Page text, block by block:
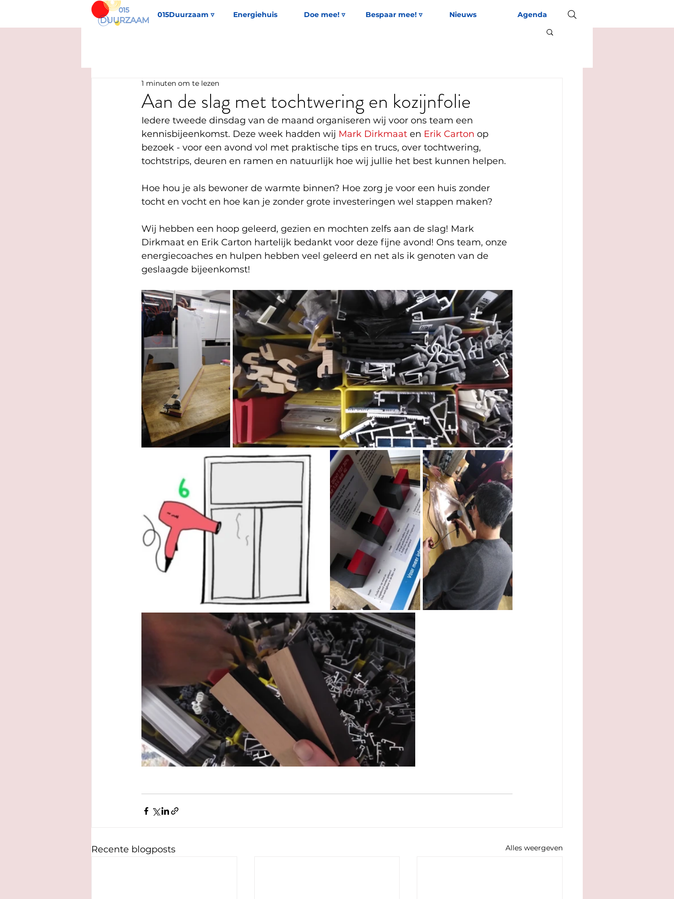
015Duurzaam ▿ Energiehuis Doe mee! ▿ Bespaar mee! ▿ Nieuws Agenda
Aan de slag met tochtwering en kozijnfolie
1 minuten om te lezen
Iedere tweede dinsdag van de maand organiseren wij voor ons team een
kennisbijeenkomst. Deze week hadden wij Mark Dirkmaat en Erik Carton op
bezoek - voor een avond vol met praktische tips en trucs, over tochtwering,
tochtstrips, deuren en ramen en natuurlijk hoe wij jullie het best kunnen helpen.
Hoe hou je als bewoner de warmte binnen? Hoe zorg je voor een huis zonder
tocht en vocht en hoe kan je zonder grote investeringen wel stappen maken?
Wij hebben een hoop geleerd, gezien en mochten zelfs aan de slag! Mark
Dirkmaat en Erik Carton hartelijk bedankt voor deze fijne avond! Ons team, onze
energiecoaches en hulpen hebben veel geleerd en net als ik genoten van de
geslaagde bijeenkomst!
Recente blogposts Alles weergeven